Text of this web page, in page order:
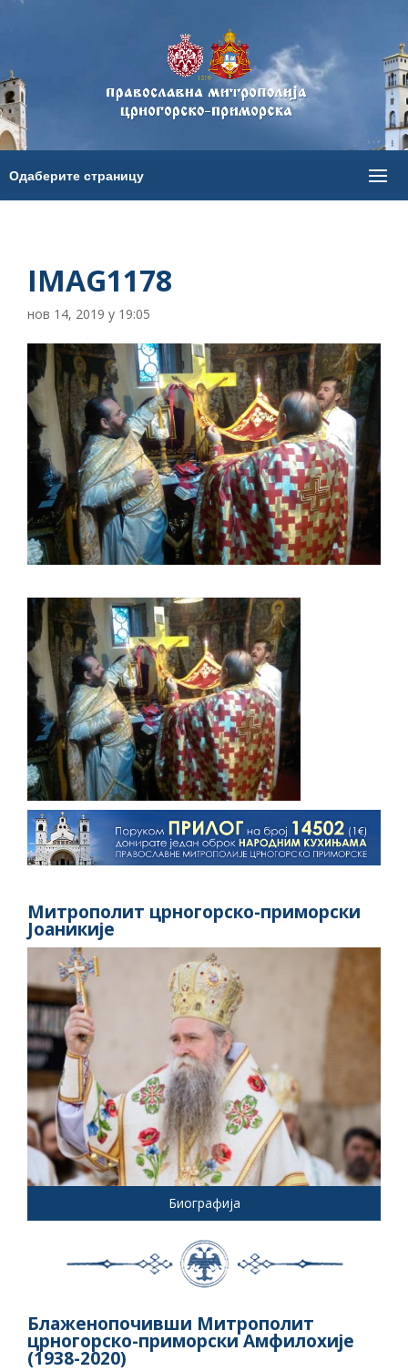
IMAG1178
нов 14, 2019 у 19:05
Митрополит црногорско-приморски
Јоаникије
Биографија
Блаженопочивши Митрополит
црногорско-приморски Амфилохије
(1938-2020)